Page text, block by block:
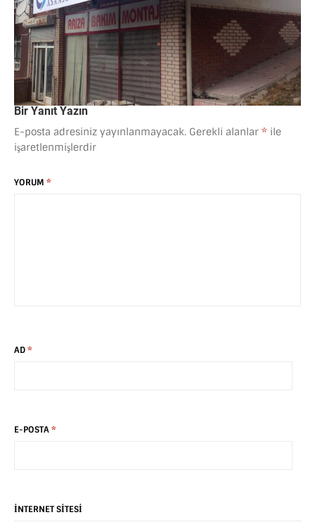
Bir Yanıt Yazın
E-posta adresiniz yayınlanmayacak. Gerekli alanlar * ile
işaretlenmişlerdir
YORUM *
AD*
E-POSTA*
İNTERNET SITESI